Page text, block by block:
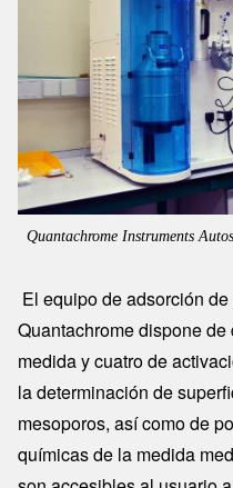
Quantachrome Instruments
El equipo de adsorción
Quantachrome dispone
medida y cuatro de
la determinación de
mesoporos, así como de
químicas de la medida